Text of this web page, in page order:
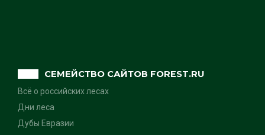
СЕМЕЙСТВО САЙТОВ FOREST.RU
Всё о российских лесах
Дни леса
Дубы Евразии